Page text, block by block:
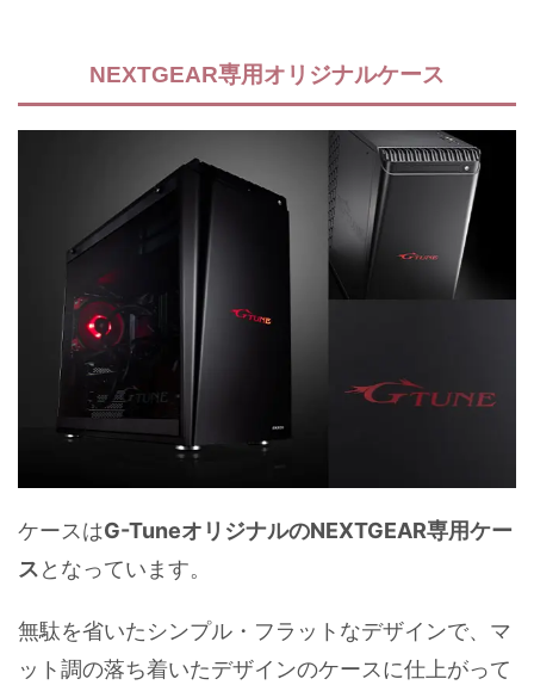
NEXTGEAR専用オリジナルケース
ケースはG-TuneオリジナルのNEXTGEAR専用ケー
スとなっています。
無駄を省いたシンプル・フラットなデザインで、マ
ット調の落ち着いたデザインのケースに仕上がって